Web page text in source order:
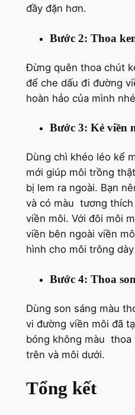
đầy đặn hơn.
Bước 2: Thoa
Đừng quên thoa chút
để che dấu đi đường
hoàn hảo của mình
Bước 3: Kẻ viền
Dùng chì khéo léo kể
mới giúp môi trồng
bị lem ra ngoài. Bạn
và có màu tương
viền môi. Với đôi môi
viền bên ngoài viền
hình cho môi trông
Bước 4: Thoa son
Dùng son sáng màu
vi đường viền môi đã
bóng không màu thoa
trên và môi dưới.
Tổng kết